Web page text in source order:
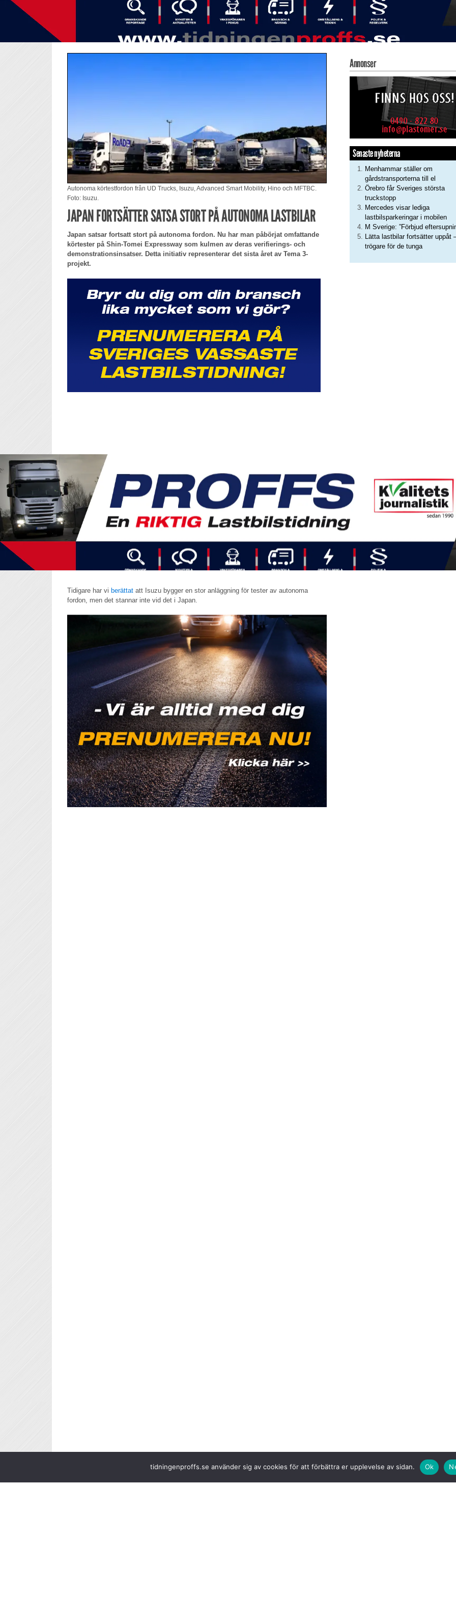
Autonoma körtestfordon från UD Trucks, Isuzu, Advanced Smart Mobility, Hino och MFTBC.
Foto: Isuzu.
JAPAN FORTSÄTTER SATSA STORT PÅ AUTONOMA LASTBILAR
Japan satsar fortsatt stort på autonoma fordon. Nu har man påbörjat omfattande
körtester på Shin-Tomei Expressway som kulmen av deras verifierings- och
demonstrationsinsatser. Detta initiativ representerar det sista året av Tema 3-
projekt.
Tidigare har vi berättat att Isuzu bygger en stor anläggning för tester av autonoma
fordon, men det stannar inte vid det i Japan.
Annonser
Senaste nyheterna
Menhammar ställer om
gårdstransporterna till el
Örebro får Sveriges största
truckstopp
Mercedes visar lediga
lastbilsparkeringar i mobilen
M Sverige: ”Förbjud
Lätta lastbilar fortsätter uppåt
trögare för de tunga
tidningenproffs.se använder sig av cookies för att förbättra er upplevelse av sidan. Ok